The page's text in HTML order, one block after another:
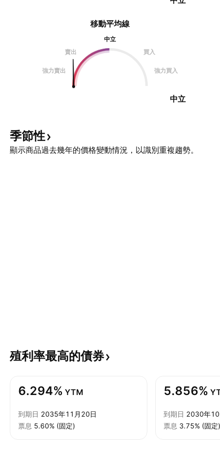
移動平均線
中立
賣出
買入
強力賣出 強力買入
中立
季節性
顯示商品過去幾年的價格變動情況，以識別重複趨勢。
殖利率最高的債券
6.294% YTM
到期日 2035年11月20日
票息 5.60% (固定)
5.856%
到期日 2030年
票息 3.75% (固定)